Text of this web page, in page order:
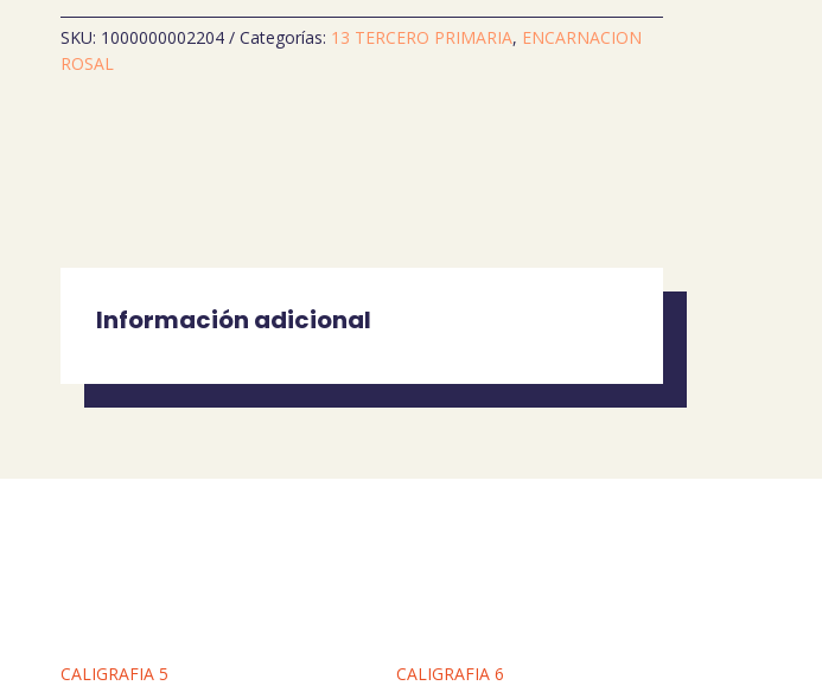
cantidad
SKU: 1000000002204 Categorías: 13 TERCERO PRIMARIA, ENCARNACION
ROSAL
Información adicional
CALIGRAFIA 5
CALIGRAFIA 6